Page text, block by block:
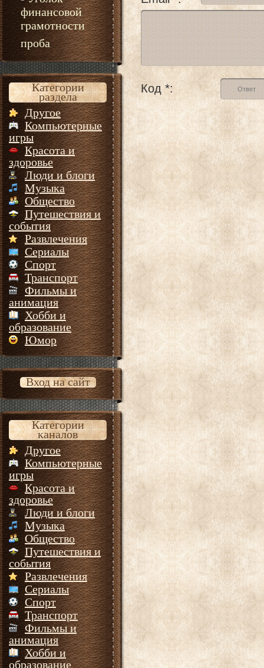
финансовой
грамотности
проба
Категории
раздела
Другое
Компьютерные
игры
Красота и
здоровье
Люди и блоги
Музыка
Общество
Путешествия и
события
Развлечения
Сериалы
Спорт
Транспорт
Фильмы и
анимация
Хобби и
образование
Юмор
Вход на сайт
Категории
каналов
Другое
Компьютерные
игры
Красота и
здоровье
Люди и блоги
Музыка
Общество
Путешествия и
события
Развлечения
Сериалы
Спорт
Транспорт
Фильмы и
анимация
Хобби и
образование
Код *: